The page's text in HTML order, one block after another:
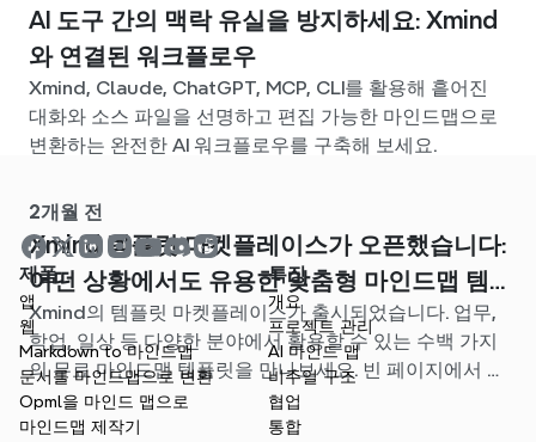
AI 도구 간의 맥락 유실을 방지하세요: Xmind
와 연결된 워크플로우
Xmind, Claude, ChatGPT, MCP, CLI를 활용해 흩어진
대화와 소스 파일을 선명하고 편집 가능한 마인드맵으로
변환하는 완전한 AI 워크플로우를 구축해 보세요.
2개월 전
Xmind 템플릿 마켓플레이스가 오픈했습니다:
어떤 상황에서도 유용한 맞춤형 마인드맵 템
플릿을 찾아보세요
Xmind의 템플릿 마켓플레이스가 출시되었습니다. 업무,
학업, 일상 등 다양한 분야에서 활용할 수 있는 수백 가지
의 무료 마인드맵 템플릿을 만나보세요. 빈 페이지에서 고
민할 필요 없이, 나에게 딱 맞는 시작점을 찾아보세요.
제품
앱
웹
Markdown to 마인드맵
문서를 마인드맵으로 변환
Opml을 마인드 맵으로
마인드맵 제작기
특징
개요
프로젝트 관리
AI 마인드 맵
비주얼 구조
협업
통합